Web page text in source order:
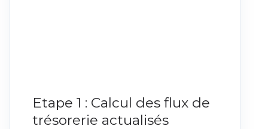
Etape 1 : Calcul des flux de
trésorerie actualisés